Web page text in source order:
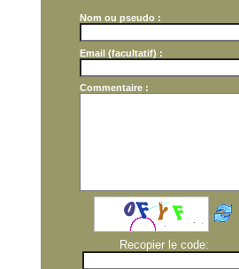
Nom ou pseudo :
Email (facultatif) :
Commentaire :
Recopier le code: